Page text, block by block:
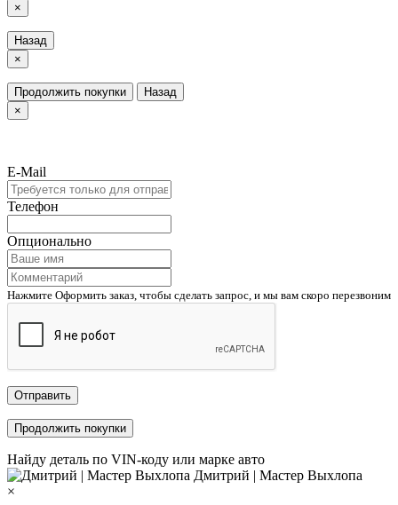
×
Назад
×
Продолжить покупки
Назад
×
E-Mail
Телефон
Опционально
Нажмите Оформить заказ, чтобы сделать запрос, и мы вам скоро перезвоним
Отправить
Продолжить покупки
Найду деталь по VIN-коду или марке авто
Дмитрий | Мастер Выхлопа
×